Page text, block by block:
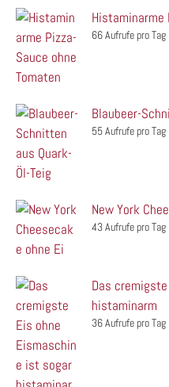
Histaminarme
66 Aufrufe pro Tag
Blaubeer-
55 Aufrufe pro Tag
New York
43 Aufrufe pro Tag
Das
histaminarm
36 Aufrufe pro Tag